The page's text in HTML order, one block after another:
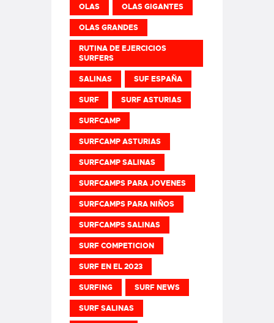
OLAS OLAS GIGANTES
OLAS GRANDES
RUTINA DE EJERCICIOS
SURFERS
SALINAS SUF ESPAÑA
SURF SURF ASTURIAS
SURFCAMP
SURFCAMP ASTURIAS
SURFCAMP SALINAS
SURFCAMPS PARA JOVENES
SURFCAMPS PARA NIÑOS
SURFCAMPS SALINAS
SURF COMPETICION
SURF EN EL 2023
SURFING SURF NEWS
SURF SALINAS